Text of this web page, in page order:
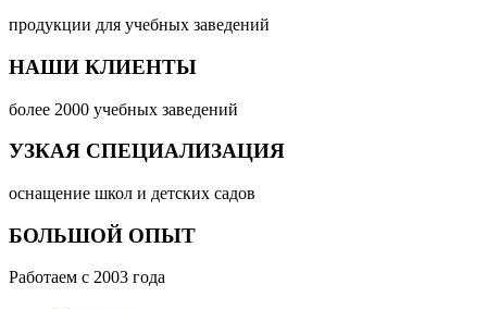
продукции для учебных заведений
НАШИ КЛИЕНТЫ
более 2000 учебных заведений
УЗКАЯ СПЕЦИАЛИЗАЦИЯ
оснащение школ и детских садов
БОЛЬШОЙ ОПЫТ
Работаем с 2003 года